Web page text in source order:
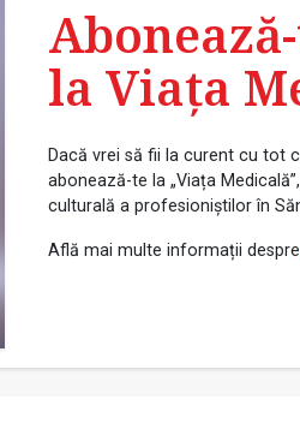
la Viața
Dacă vrei să fii la curent cu tot
abonează-te la „Viața
culturală a profesioniștilor în
Află mai multe informații despre